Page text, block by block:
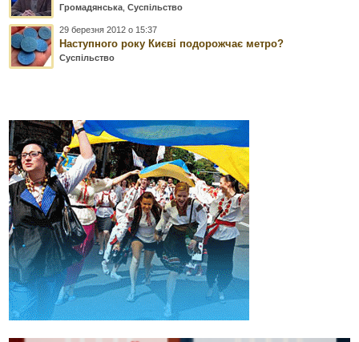
Громадянська ,Суспільство
29 березня 2012 о 15:37
Наступного року Києві подорожчає метро?
Суспільство